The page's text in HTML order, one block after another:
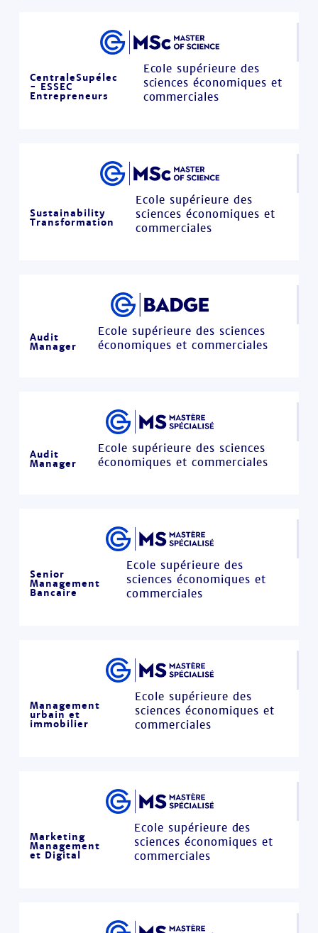
CentraleSupélec
- ESSEC
Entrepreneurs
Ecole supérieure des
sciences économiques et
commerciales
Sustainability
Transformation
Ecole supérieure des
sciences économiques et
commerciales
Audit
Manager
Ecole supérieure des sciences
économiques et commerciales
Audit
Manager
Ecole supérieure des sciences
économiques et commerciales
Senior
Management
Bancaire
Ecole supérieure des
sciences économiques et
commerciales
Management
urbain et
immobilier
Ecole supérieure des
sciences économiques et
commerciales
Marketing
Management
et Digital
Ecole supérieure des
sciences économiques et
commerciales